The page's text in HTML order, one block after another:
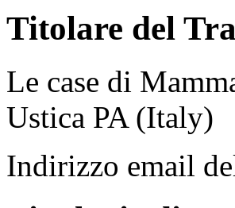
Titolare del
Le case di
Ustica PA (Italy)
Indirizzo email